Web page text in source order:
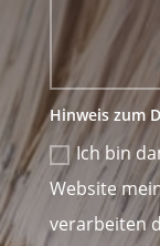
Hinweis zum
Ich bin
Website
verarbeiten